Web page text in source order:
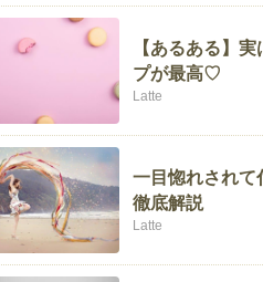
【あるある】
プが最高♡
Latte
一目惚れされて
徹底解説
Latte